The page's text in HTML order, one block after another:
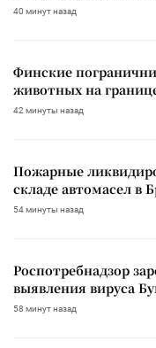
40 минут назад
Финские
животных на
42 минуты назад
Пожарные
складе автомасел в
54 минуты назад
Роспотребнадзор
выявления вируса
58 минут назад